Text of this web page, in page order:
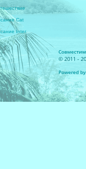
Cat
Inter
© 2011 -
Powered by